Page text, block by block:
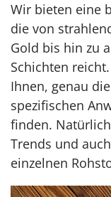
Wir bieten eine
die von
Gold bis hin zu
Schichten
Ihnen, genau
spezifischen
finden.
Trends und
einzelnen